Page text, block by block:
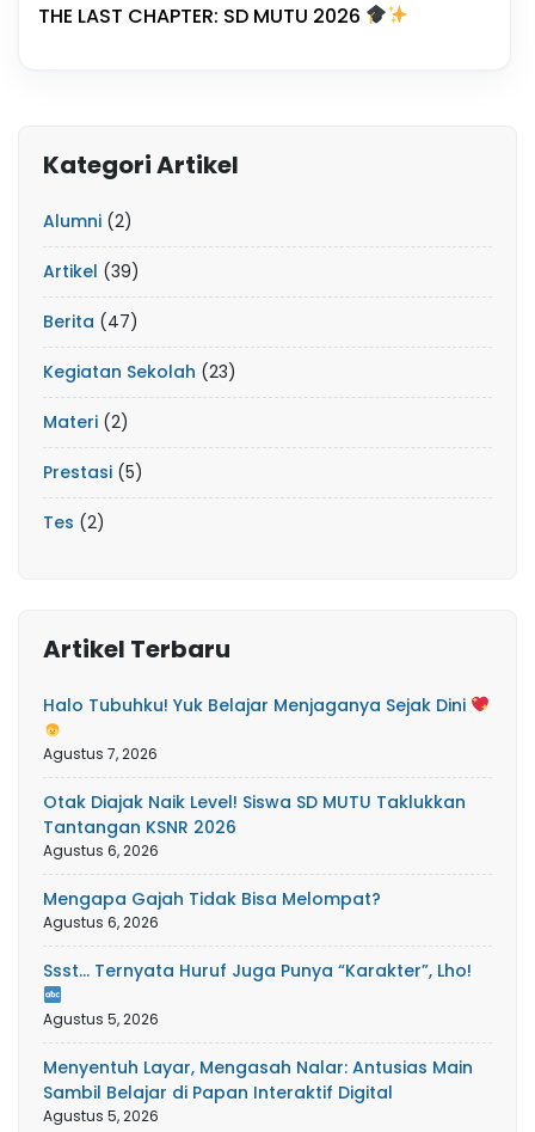
THE LAST CHAPTER: SD MUTU 2026
Kategori Artikel
Alumni (2)
Artikel (39)
Berita (47)
Kegiatan Sekolah (23)
Materi (2)
Prestasi (5)
Tes (2)
Artikel Terbaru
Halo Tubuhku! Yuk Belajar Menjaganya Sejak Dini
Agustus 7, 2026
Otak Diajak Naik Level! Siswa SD MUTU Taklukkan
Tantangan KSNR 2026
Agustus 6, 2026
Mengapa Gajah Tidak Bisa Melompat?
Agustus 6, 2026
Ssst… Ternyata Huruf Juga Punya “Karakter”, Lho!
Agustus 5, 2026
Menyentuh Layar, Mengasah Nalar: Antusias Main
Sambil Belajar di Papan Interaktif Digital
Agustus 5, 2026